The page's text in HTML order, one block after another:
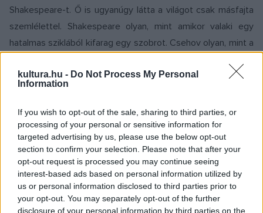
kultura.hu - Do Not Process My Personal
Information
If you wish to opt-out of the sale, sharing to third parties, or
processing of your personal or sensitive information for
targeted advertising by us, please use the below opt-out
section to confirm your selection. Please note that after your
opt-out request is processed you may continue seeing
interest-based ads based on personal information utilized by
us or personal information disclosed to third parties prior to
your opt-out. You may separately opt-out of the further
disclosure of your personal information by third parties on the
Shakespeare-t. Ő is ugyanúgy látta a világot csak másfajta
szemlélettel. Shakespeare olyan, mint amikor valaki egy
hatalmas sziklából kifarag egy szobrot. Csehov olyan, mint a
megmunkálja a fémet. Molnár Ferenc pedig szenzációs viasz
ragyognának a szemükben. Ezért tartom fontosnak, hogy
Molnár Ferenc darabjai ott legyenek a győri színpadon.
- Molnár Ferenc a legismertebb magyar színpadi szerző
szerte a világban. Mi adja műveinek népszerűségét,
zsenialitását?